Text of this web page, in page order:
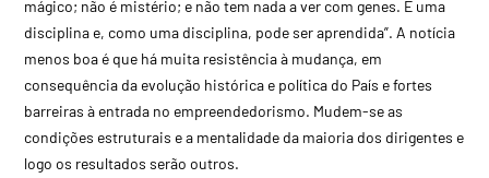
mágico; não é mistério; e não tem nada a ver com genes. É uma
disciplina e, como uma disciplina, pode ser aprendida”. A notícia
menos boa é que há muita resistência à mudança, em
consequência da evolução histórica e política do País e fortes
barreiras à entrada no empreendedorismo. Mudem-se as
condições estruturais e a mentalidade da maioria dos dirigentes e
logo os resultados serão outros.